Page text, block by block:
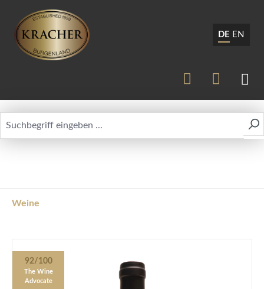
DE EN
Weine
92/100
The Wine
Advocate